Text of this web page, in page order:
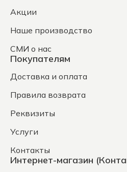
Акции
Наше производство
СМИ о нас
Покупателям
Доставка и оплата
Правила возврата
Реквизиты
Услуги
Контакты
Интернет-магазин